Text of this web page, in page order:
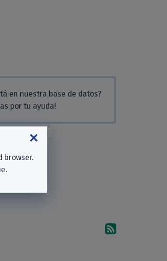
en nuestra base de datos?
por tu ayuda!
browser.